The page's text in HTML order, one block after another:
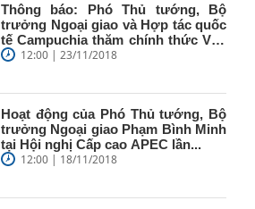
Thông báo: Phó Thủ tướng, Bộ
trưởng Ngoại giao và Hợp tác quốc
tế Campuchia thăm chính thức Việt
Nam12:00 | 23/11/2018
Hoạt động của Phó Thủ tướng, Bộ
trưởng Ngoại giao Phạm Bình Minh
tại Hội nghị Cấp cao APEC lần...
12:00 | 18/11/2018